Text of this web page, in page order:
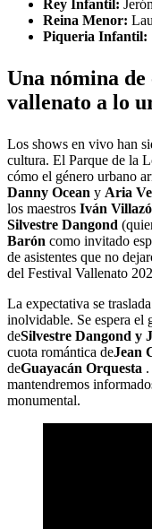
Rey Infantil:
Reina Menor:
Piqueria Infantil:
Una nómina de
vallenato a lo
Los shows en vivo han
cultura. El Parque de la
cómo el género urbano
Danny Ocean y Aria
los maestros Iván
Silvestre Dangond
Barón como invitado
de asistentes que no
del Festival Vallenato
La expectativa se
inolvidable. Se espera el
deSilvestre Dangond y
cuota romántica deJean
deGuayacán Orquesta
mantendremos
monumental.